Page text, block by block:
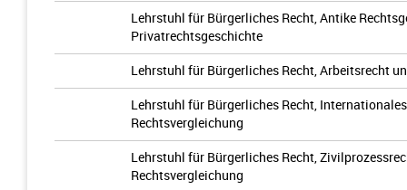
Lehrstuhl für Bürgerliches Recht, Antike
Privatrechtsgeschichte
Lehrstuhl für Bürgerliches Recht, Arbeitsrecht
Lehrstuhl für Bürgerliches Recht,
Rechtsvergleichung
Lehrstuhl für Bürgerliches Recht,
Rechtsvergleichung